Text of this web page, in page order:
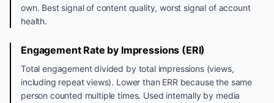
own. Best signal of content quality, worst signal of account
health.
Engagement Rate by Impressions (ERI)
Total engagement divided by total impressions (views,
including repeat views). Lower than ERR because the same
person counted multiple times. Used internally by media